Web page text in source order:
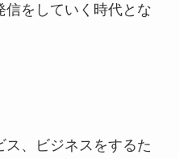
をしていく時代とな
、ビジネスをするた